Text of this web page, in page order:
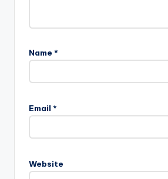
Name *
Email *
Website